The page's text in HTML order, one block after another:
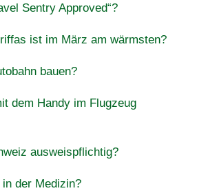
Sentry Approved“?
ist im März am wärmsten?
bauen?
dem Handy im Flugzeug
ausweispflichtig?
der Medizin?